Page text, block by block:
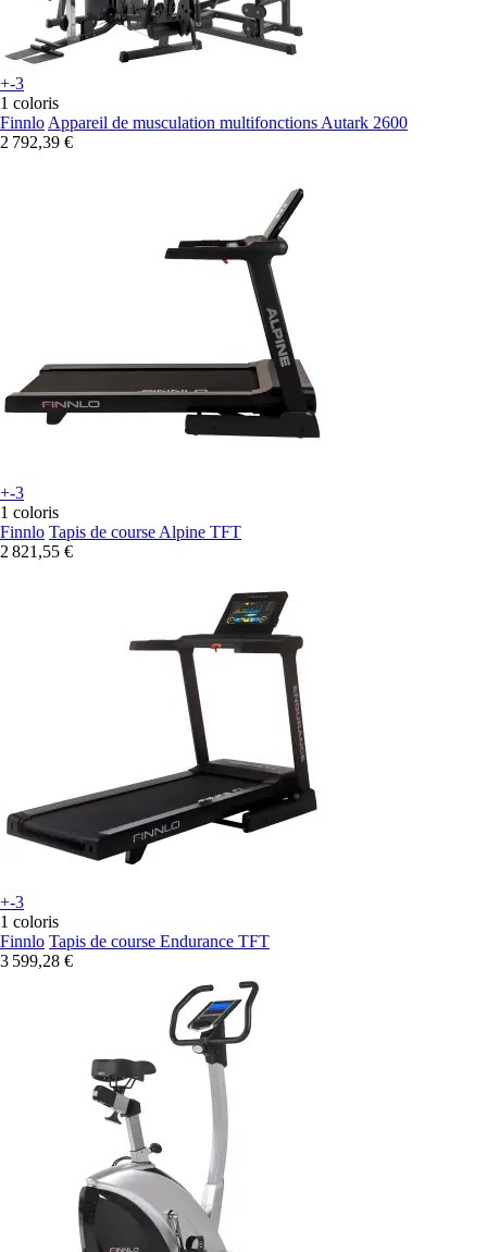
+-3
1 coloris
Finnlo Appareil de musculation multifonctions Autark 2600
2 792,39 €
+-3
1 coloris
Finnlo Tapis de course Alpine TFT
2 821,55 €
+-3
1 coloris
Finnlo Tapis de course Endurance TFT
3 599,28 €